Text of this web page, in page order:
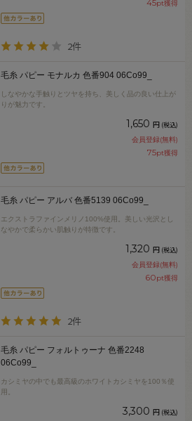
45pt獲得
2件
毛糸 パピー モナルカ 色番904 06Co99_
しなやかな手触りとツヤを持ち、美しく品の良い仕上が
りが魅力です。
1,650 円 (税込)
会員登録(無料)
75pt獲得
毛糸 パピー アルバ 色番5139 06Co99_
エクストラファインメリノ100%使用。美しい光沢とし
なやかで柔らかい肌触りが特徴です。
1,320 円 (税込)
会員登録(無料)
60pt獲得
2件
毛糸 パピー フォルトゥーナ 色番2248
06Co99_
カシミヤの中でも最高級のホワイトカシミヤを100％使
用。
3,300 円 (税込)